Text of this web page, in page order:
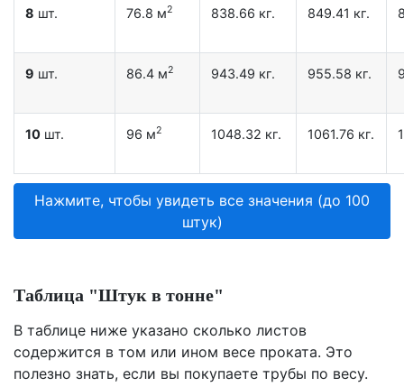
8 шт. 76.8 м2 838.66 кг. 849.41 кг.
9 шт. 86.4 м2 943.49 кг. 955.58 кг.
10 шт. 96 м2 1048.32 кг. 1061.76 кг.
Нажмите, чтобы увидеть все значения (до 100
штук)
Таблица "Штук в тонне"
В таблице ниже указано сколько листов
содержится в том или ином весе проката. Это
полезно знать, если вы покупаете трубы по весу.